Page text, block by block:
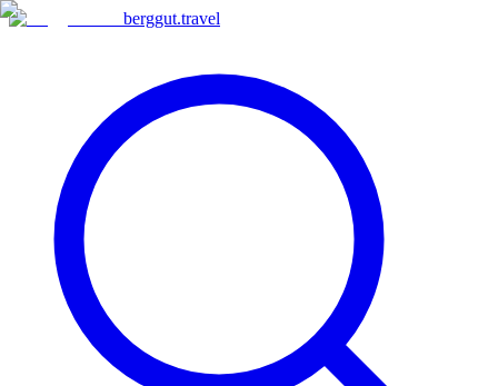
berggut.travel